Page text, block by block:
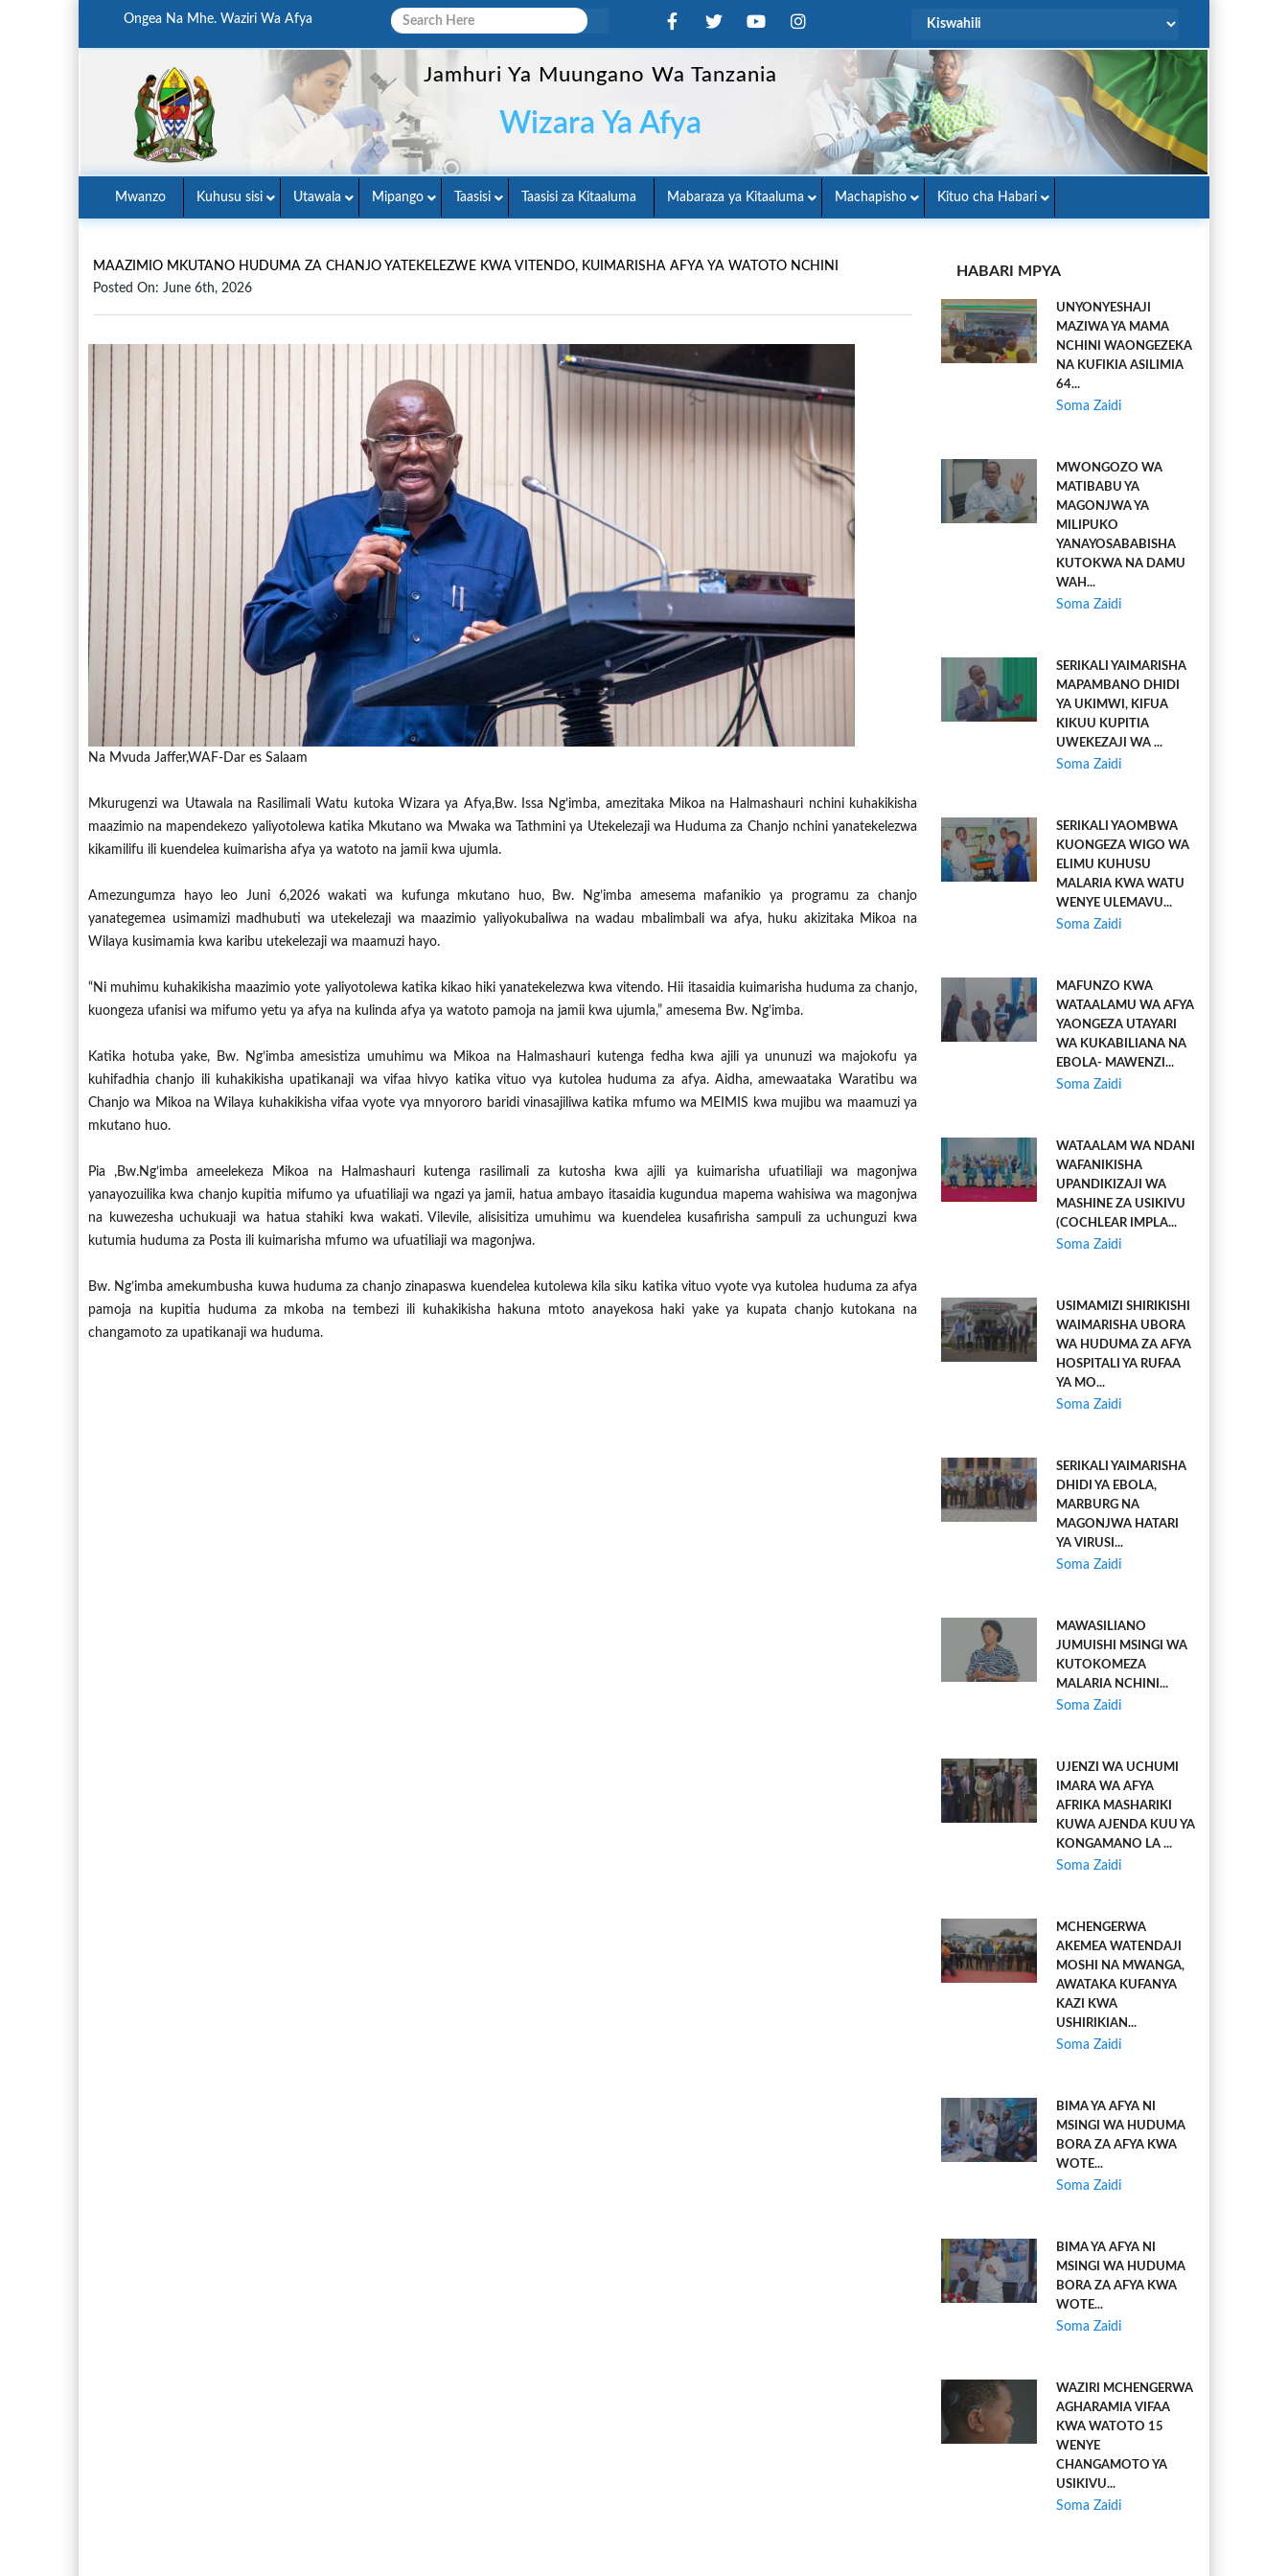
Ongea Na Mhe. Waziri Wa Afya
Jamhuri Ya Muungano Wa Tanzania
Wizara Ya Afya
Mwanzo Kuhusu sisi Utawala Mipango Taasisi Taasisi za Kitaaluma Mabaraza ya Kitaaluma Machapisho Kituo cha Habari
MAAZIMIO MKUTANO HUDUMA ZA CHANJO YATEKELEZWE KWA VITENDO, KUIMARISHA AFYA YA WATOTO NCHINI
Posted On: June 6th, 2026
Na Mvuda Jaffer,WAF-Dar es Salaam
Mkurugenzi wa Utawala na Rasilimali Watu kutoka Wizara ya Afya,Bw. Issa Ng’imba, amezitaka Mikoa na Halmashauri nchini kuhakikisha
maazimio na mapendekezo yaliyotolewa katika Mkutano wa Mwaka wa Tathmini ya Utekelezaji wa Huduma za Chanjo nchini yanatekelezwa
kikamilifu ili kuendelea kuimarisha afya ya watoto na jamii kwa ujumla.
Amezungumza hayo leo Juni 6,2026 wakati wa kufunga mkutano huo, Bw. Ng’imba amesema mafanikio ya programu za chanjo
yanategemea usimamizi madhubuti wa utekelezaji wa maazimio yaliyokubaliwa na wadau mbalimbali wa afya, huku akizitaka Mikoa na
Wilaya kusimamia kwa karibu utekelezaji wa maamuzi hayo.
“Ni muhimu kuhakikisha maazimio yote yaliyotolewa katika kikao hiki yanatekelezwa kwa vitendo. Hii itasaidia kuimarisha huduma za chanjo,
kuongeza ufanisi wa mifumo yetu ya afya na kulinda afya ya watoto pamoja na jamii kwa ujumla,” amesema Bw. Ng’imba.
Katika hotuba yake, Bw. Ng’imba amesistiza umuhimu wa Mikoa na Halmashauri kutenga fedha kwa ajili ya ununuzi wa majokofu ya
kuhifadhia chanjo ili kuhakikisha upatikanaji wa vifaa hivyo katika vituo vya kutolea huduma za afya. Aidha, amewaataka Waratibu wa
Chanjo wa Mikoa na Wilaya kuhakikisha vifaa vyote vya mnyororo baridi vinasajiliwa katika mfumo wa MEIMIS kwa mujibu wa maamuzi ya
mkutano huo.
Pia ,Bw.Ng’imba ameelekeza Mikoa na Halmashauri kutenga rasilimali za kutosha kwa ajili ya kuimarisha ufuatiliaji wa magonjwa
yanayozuilika kwa chanjo kupitia mifumo ya ufuatiliaji wa ngazi ya jamii, hatua ambayo itasaidia kugundua mapema wahisiwa wa magonjwa
na kuwezesha uchukuaji wa hatua stahiki kwa wakati. Vilevile, alisisitiza umuhimu wa kuendelea kusafirisha sampuli za uchunguzi kwa
kutumia huduma za Posta ili kuimarisha mfumo wa ufuatiliaji wa magonjwa.
Bw. Ng’imba amekumbusha kuwa huduma za chanjo zinapaswa kuendelea kutolewa kila siku katika vituo vyote vya kutolea huduma za afya
pamoja na kupitia huduma za mkoba na tembezi ili kuhakikisha hakuna mtoto anayekosa haki yake ya kupata chanjo kutokana na
changamoto za upatikanaji wa huduma.
HABARI MPYA
UNYONYESHAJI
MAZIWA YA MAMA
NCHINI WAONGEZEKA
NA KUFIKIA ASILIMIA
64...
Soma Zaidi
MWONGOZO WA
MATIBABU YA
MAGONJWA YA
MILIPUKO
YANAYOSABABISHA
KUTOKWA NA DAMU
WAH...
Soma Zaidi
SERIKALI YAIMARISHA
MAPAMBANO DHIDI
YA UKIMWI, KIFUA
KIKUU KUPITIA
UWEKEZAJI WA ...
Soma Zaidi
SERIKALI YAOMBWA
KUONGEZA WIGO WA
ELIMU KUHUSU
MALARIA KWA WATU
WENYE ULEMAVU...
Soma Zaidi
MAFUNZO KWA
WATAALAMU WA AFYA
YAONGEZA UTAYARI
WA KUKABILIANA NA
EBOLA- MAWENZI...
Soma Zaidi
WATAALAM WA NDANI
WAFANIKISHA
UPANDIKIZAJI WA
MASHINE ZA USIKIVU
(COCHLEAR IMPLA...
Soma Zaidi
USIMAMIZI SHIRIKISHI
WAIMARISHA UBORA
WA HUDUMA ZA AFYA
HOSPITALI YA RUFAA
YA MO...
Soma Zaidi
SERIKALI YAIMARISHA
DHIDI YA EBOLA,
MARBURG NA
MAGONJWA HATARI
YA VIRUSI...
Soma Zaidi
MAWASILIANO
JUMUISHI MSINGI WA
KUTOKOMEZA
MALARIA NCHINI...
Soma Zaidi
UJENZI WA UCHUMI
IMARA WA AFYA
AFRIKA MASHARIKI
KUWA AJENDA KUU YA
KONGAMANO LA ...
Soma Zaidi
MCHENGERWA
AKEMEA WATENDAJI
MOSHI NA MWANGA,
AWATAKA KUFANYA
KAZI KWA
USHIRIKIAN...
Soma Zaidi
BIMA YA AFYA NI
MSINGI WA HUDUMA
BORA ZA AFYA KWA
WOTE...
Soma Zaidi
BIMA YA AFYA NI
MSINGI WA HUDUMA
BORA ZA AFYA KWA
WOTE...
Soma Zaidi
WAZIRI MCHENGERWA
AGHARAMIA VIFAA
KWA WATOTO 15
WENYE
CHANGAMOTO YA
USIKIVU...
Soma Zaidi